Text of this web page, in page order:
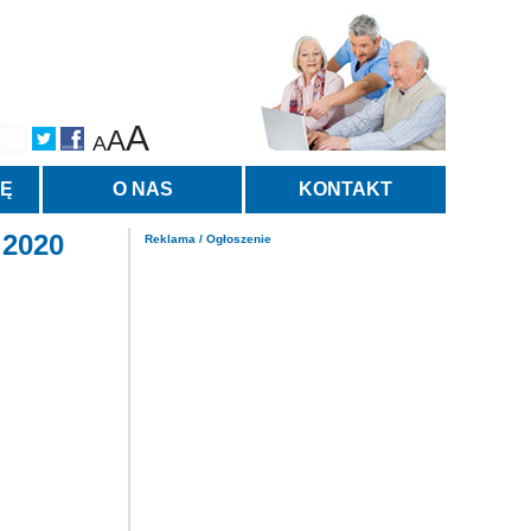
AAA
O NAS KONTAKT
Reklama / Ogłoszenie